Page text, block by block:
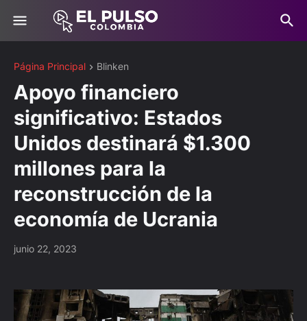
Página Principal Blinken
Apoyo financiero
significativo: Estados
Unidos destinará $1.300
millones para la
reconstrucción de la
economía de Ucrania
junio 22, 2023